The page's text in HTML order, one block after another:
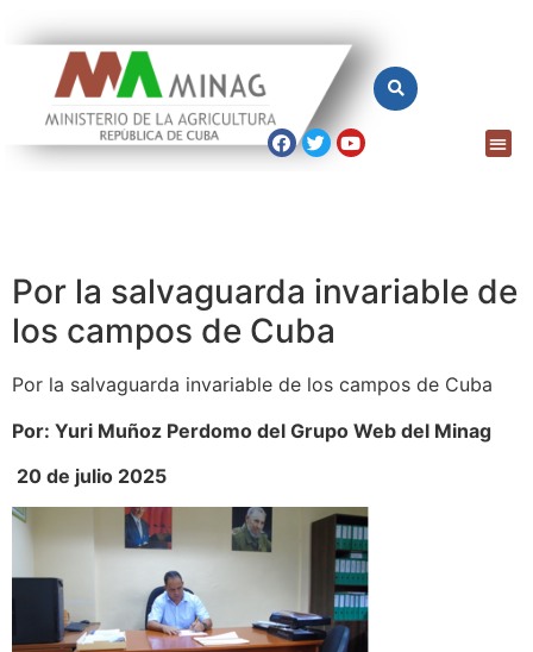
Por la salvaguarda invariable de
los campos de Cuba
Por la salvaguarda invariable de los campos de Cuba
Por: Yuri Muñoz Perdomo del Grupo Web del Minag
20 de julio 2025